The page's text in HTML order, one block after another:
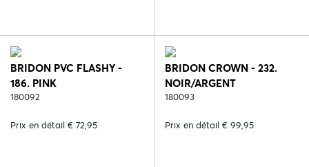
BRIDON PVC FLASHY -
186. PINK
180092
Prix en détail € 72,95
BRIDON CROWN - 232.
NOIR/ARGENT
180093
Prix en détail € 99,95